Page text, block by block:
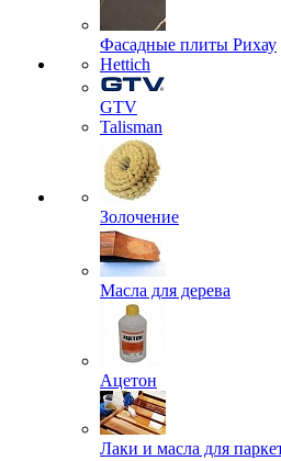
Фасадные плиты Рихау
Hettich
GTV
Talisman
Золочение
Масла для дерева
Ацетон
Лаки и масла для